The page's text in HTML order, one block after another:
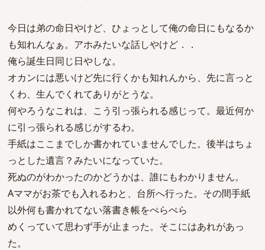
今日は弟の命日やけど、ひょっとして俺の命日にもなるか
も知れんなぁ。アホみたいな話しやけど．．
俺ら誕生日同じ日やしな。
オカンには悪いけど先に行くかも知れんから、先に言っと
くわ、生んでくれてありがとうな。
何やろうなこれは、こう引っ張られる感じって。最近何か
に引っ張られる感じがするわ。
手紙はここまでしか書かれていませんでした。後半はちょ
っとした遺言？みたいになっていた。
死ぬのがわかったのかどうかは、誰にもわかりません。
Aママがお茶でも入れるわと、台所へ行った。その間手紙
以外何も書かれてない落書き帳をぺらぺら
めくっていて思わず手が止まった。そこにはあれがあっ
た。